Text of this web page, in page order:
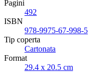
Pagini
492
ISBN
978-9975-67-998-5
Tip coperta
Cartonata
Format
29.4 x 20.5 cm